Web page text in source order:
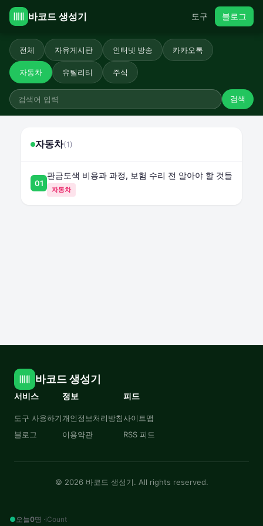
바코드 생성기 도구 블로그
전체 자유게시판 인터넷 방송 카카오톡
자동차 유틸리티 주식
검색
자동차(1)
01
판금도색 비용과 과정, 보험 수리 전 알아야 할 것들
자동차
바코드 생성기
서비스
도구 사용하기
블로그
정보
개인정보처리방침
이용약관
피드
사이트맵
RSS 피드
© 2026 바코드 생성기. All rights reserved.
●오늘0명 ·iCount